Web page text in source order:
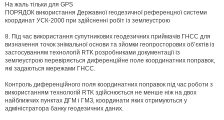
в
і
д
о
л
е
н
н
я
На жаль тільки для GPS
ПОРЯДОК використання Державної геодезичної референцної системи
координат УСК-2000 при здійсненні робіт із землеустрою
8. Під час використання супутникових геодезичних приймачів ГНСС для
визначення точок знімальної основи та зйомки геопросторових об’єктів із
застосуванням технологій RTK розробниками документації із
землеустрою перевіряється диференційне поле координатних поправок,
які задаються мережами ГНСС.
Контроль диференційного поля координатних поправок під час роботи з
використанням технологій RTK здійснюється не менше ніж на двох
найближчих пунктах ДГМ і ГМЗ, координати яких отримуються у
адміністратора банку геодезичних даних.